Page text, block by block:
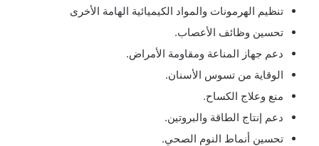
تنظيم الهرمونات والمواد الكيميائية الهامة الأخرى
تحسين وظائف الأعصاب.
دعم جهاز المناعة ومقاومة الأمراض.
الوقاية من تسوس الأسنان.
منع وعلاج الكساح.
دعم إنتاج الطاقة والبروتين.
تحسين أنماط النوم الصحي.